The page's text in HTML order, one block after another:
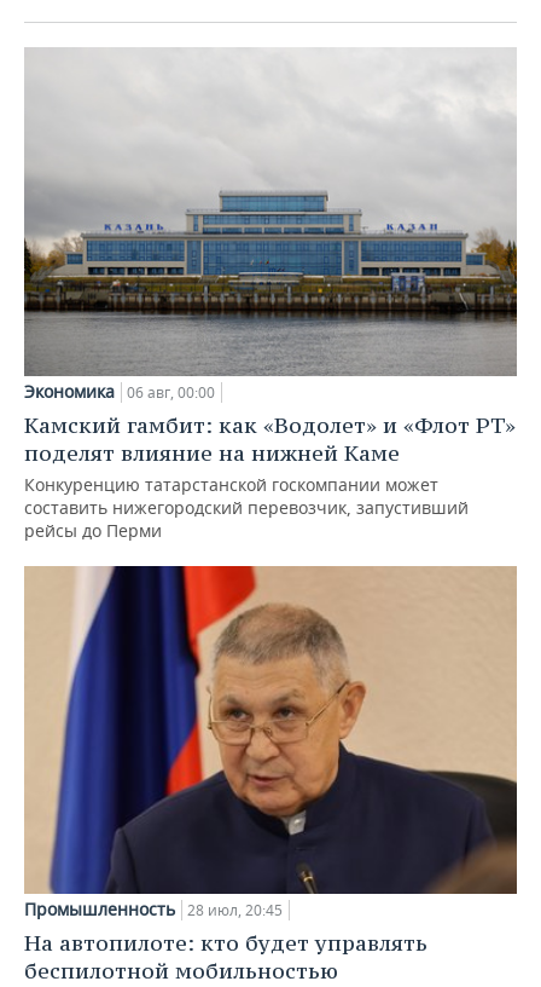
Экономика 06 авг, 00:00
Камский гамбит: как «Водолет» и «Флот РТ»
поделят влияние на нижней Каме
Конкуренцию татарстанской госкомпании может
составить нижегородский перевозчик, запустивший
рейсы до Перми
Промышленность 28 июл, 20:45
На автопилоте: кто будет управлять
беспилотной мобильностью